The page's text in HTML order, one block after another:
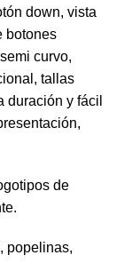
down, vista
botones
curvo,
tallas
duración y fácil
de
popelinas,